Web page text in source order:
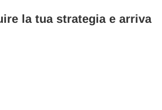
la tua strategia e arriva